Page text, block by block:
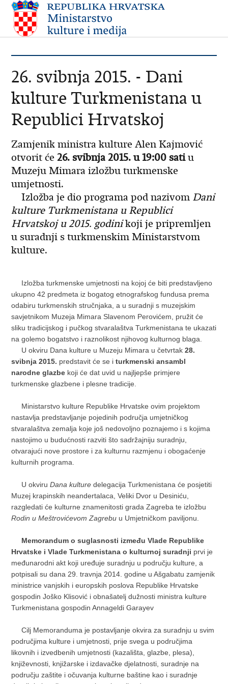
26. svibnja 2015. - Dani
kulture Turkmenistana u
Republici Hrvatskoj
Zamjenik ministra kulture Alen Kajmović
otvorit će26. svibnja 2015. u 19:00 satiu
Muzeju Mimara izložbu turkmenske
umjetnosti.
Izložba je dio programa pod nazivom Dani
kulture Turkmenistana u Republici
Hrvatskoj u 2015. godinikoji je pripremljen
u suradnji s turkmenskim Ministarstvom
kulture.
Izložba turkmenske umjetnosti na kojoj će biti predstavljeno
ukupno 42 predmeta iz bogatog etnografskog fundusa prema
odabiru turkmenskih stručnjaka, a u suradnji s muzejskim
savjetnikom Muzeja Mimara Slavenom Perovićem, pružit će
sliku tradicijskog i pučkog stvaralaštva Turkmenistana te ukazati
na golemo bogatstvo i raznolikost njihovog kulturnog blaga.
U okviru Dana kulture u Muzeju Mimara u četvrtak28.
svibnja 2015. predstavit će se iturkmenski ansambl
narodne glazbe koji će dat uvid u najljepše primjere
turkmenske glazbene i plesne tradicije.
Ministarstvo kulture Republike Hrvatske ovim projektom
nastavlja predstavljanje pojedinih područja umjetničkog
stvaralaštva zemalja koje još nedovoljno poznajemo i s kojima
nastojimo u budućnosti razviti što sadržajniju suradnju,
otvarajući nove prostore i za kulturnu razmjenu i obogaćenje
kulturnih programa.
U okviruDana kulturedelegacija Turkmenistana će posjetiti
Muzej krapinskih neandertalaca, Veliki Dvor u Desiniću,
razgledati će kulturne znamenitosti grada Zagreba te izložbu
Rodin u Meštrovićevom Zagrebu u Umjetničkom paviljonu.
Memorandum o suglasnosti između Vlade Republike
Hrvatske i Vlade Turkmenistana o kulturnoj suradnji prvi je
međunarodni akt koji uređuje suradnju u području kulture, a
potpisali su dana 29. travnja 2014. godine u Ašgabatu zamjenik
ministrice vanjskih i europskih poslova Republike Hrvatske
gospodin Joško Klisović i obnašatelj dužnosti ministra kulture
Turkmenistana gospodin Annageldi Garayev
Cilj Memoranduma je postavljanje okvira za suradnju u svim
područjima kulture i umjetnosti, prije svega u područjima
likovnih i izvedbenih umjetnosti (kazališta, glazbe, plesa),
književnosti, knjižarske i izdavačke djelatnosti, suradnje na
području zaštite i očuvanja kulturne baštine kao i suradnje